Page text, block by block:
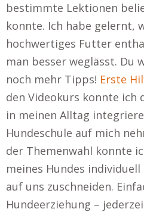
bestimmte Lektionen
konnte. Ich habe gelernt,
hochwertiges Futter
man besser weglässt. Du
noch mehr Tipps! Erste
den Videokurs konnte ich
in meinen Alltag
Hundeschule auf mich
der Themenwahl konnte
meines Hundes
auf uns zuschneiden.
Hundeerziehung –